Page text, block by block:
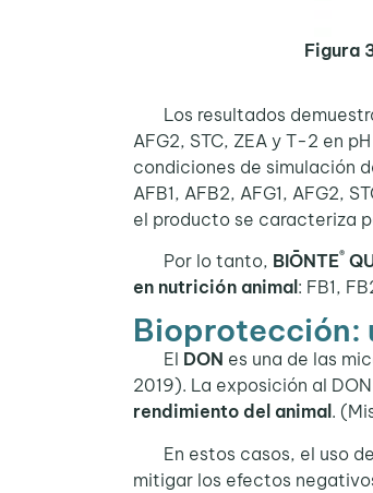
Figura
Los resultados
AFG2, STC, ZEA y T-2 en
condiciones de simulación
AFB1, AFB2, AFG1, AFG2,
el producto se caracteriza
Por lo tanto, BIŌNTE®
en nutrición animal : FB1,
Bioprotección:
El DON es una de las
2019). La exposición al
rendimiento del animal .
En estos casos, el uso de
mitigar los efectos